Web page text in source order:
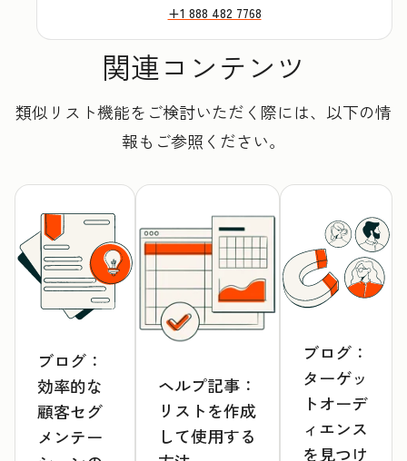
+1 888 482 7768
関連コンテンツ
類似リスト機能をご検討いただく際には、以下の情
報もご参照ください。
ブログ：
効率的な
顧客セグ
メンテー
ヘルプ記事：
リストを作成
して使用する
ブログ：
ターゲッ
トオーデ
ィエンス
を見つけ